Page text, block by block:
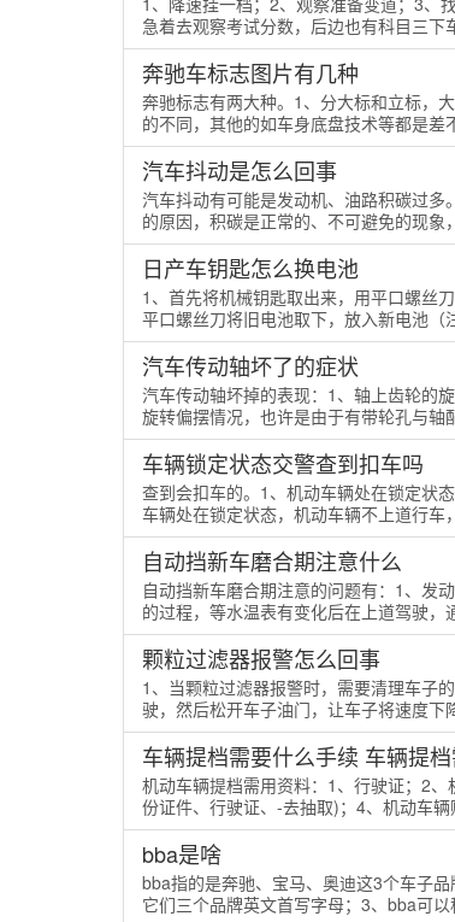
急着去观察考试分数，后边也有科目三
奔驰车标志图片有几种
奔驰标志有两大种。1、分大标和立标，
的不同，其他的如车身底盘技术等都是
汽车抖动是怎么回事
汽车抖动有可能是发动机、油路积碳过
的原因，积碳是正常的、不可避免的现
日产车钥匙怎么换电池
1、首先将机械钥匙取出来，用平口螺丝
平口螺丝刀将旧电池取下，放入新电池
汽车传动轴坏了的症状
汽车传动轴坏掉的表现：1、轴上齿轮的
旋转偏摆情况，也许是由于有带轮孔与
车辆锁定状态交警查到扣车吗
查到会扣车的。1、机动车辆处在锁定状
车辆处在锁定状态，机动车辆不上道行
自动挡新车磨合期注意什么
自动挡新车磨合期注意的问题有：1、发
的过程，等水温表有变化后在上道驾驶
颗粒过滤器报警怎么回事
1、当颗粒过滤器报警时，需要清理车子
驶，然后松开车子油门，让车子将速度
车辆提档需要什么手续 车辆提
机动车辆提档需用资料：1、行驶证；2
份证件、行驶证、-去抽取)；4、机动车
bba是啥
bba指的是奔驰、宝马、奥迪这3个车子
它们三个品牌英文首写字母；3、bba可